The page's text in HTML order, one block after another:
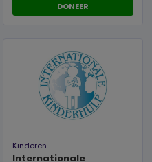
DONEER
Kinderen
Internationale